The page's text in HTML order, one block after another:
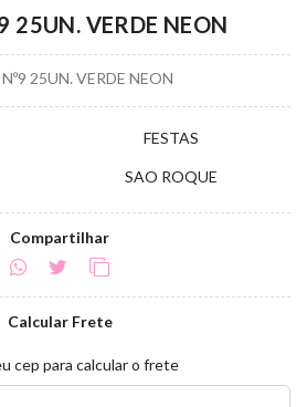
25UN. VERDE NEON
25UN. VERDE NEON
FESTAS
SAO ROQUE
Compartilhar
Calcular Frete
cep para calcular o frete